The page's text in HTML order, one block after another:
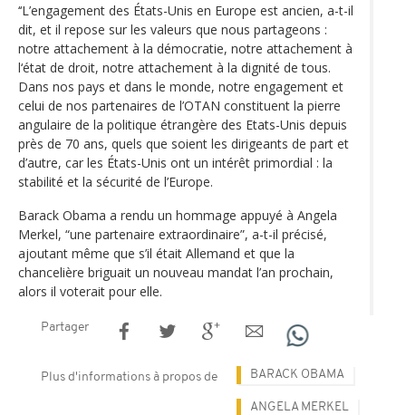
‘‘L’engagement des États-Unis en Europe est ancien, a-t-il
dit, et il repose sur les valeurs que nous partageons :
notre attachement à la démocratie, notre attachement à
l‘état de droit, notre attachement à la dignité de tous.
Dans nos pays et dans le monde, notre engagement et
celui de nos partenaires de l’OTAN constituent la pierre
angulaire de la politique étrangère des Etats-Unis depuis
près de 70 ans, quels que soient les dirigeants de part et
d’autre, car les États-Unis ont un intérêt primordial : la
stabilité et la sécurité de l’Europe.
Barack Obama a rendu un hommage appuyé à Angela
Merkel, “une partenaire extraordinaire”, a-t-il précisé,
ajoutant même que s’il était Allemand et que la
chancelière briguait un nouveau mandat l’an prochain,
alors il voterait pour elle.
Partager
Plus d'informations à propos de BARACK OBAMA
ANGELA MERKEL